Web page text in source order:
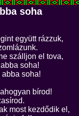
soha
együtt rázzuk,
szálljon el tova,
soha!
soha!
bírod!
most kezdődik el,